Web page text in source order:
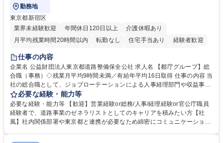
勤務地
東京都新宿区
業界未経験歓迎
年間休日120日以上
介護休暇あり
月平均残業時間20時間以内
転勤なし 住宅手当あり
経験者歓迎
研修あり
退職金あり
駅近5分以内
資格取得手当あり 食事補助あり
仕事の内容
企業名 公益財団法人東京都道路整備保全公社 求人名 【都庁グループ】総
合職（事務）◇残業月平均9時間未満／有給年平均16日取得 仕事の内容 当
社の総合職として、ジョブローテーションによる人事経理部門や収益事業
等のフロント部門の部署等幅広い部署での業務をお任せいたします。研修
制度やキャリア支援が充実しております！ ※下記業務詳細 【業務詳細】■
管理部門：広報、人事、経理など当公社の運営に係る管理業務 ■収益部
門：駐車場の新規開拓、管理運営、新宿駅西口広場の「イベントコーナ
必要な経験・能力等
必要な経験・能力等 【歓迎】営業経験or総務/人事/経理経験or官公庁職員
経験者で、道路事業のゼネラリストとしてのキャリアを積みたい方【社
風】社内関係部署や東京都と連携が必要なため綿密にコミュニケーション